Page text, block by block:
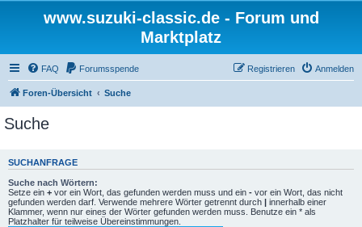
www.suzuki-classic.de - Forum und
Marktplatz
FAQ Forumsspende Anmelden
Registrieren
Foren-Übersicht Suche
Suche
SUCHANFRAGE
Suche nach Wörtern:
Setze ein + vor ein Wort, das gefunden werden muss und ein - vor ein Wort, das nicht
gefunden werden darf. Verwende mehrere Wörter getrennt durch | innerhalb einer
Klammer, wenn nur eines der Wörter gefunden werden muss. Benutze ein * als
Platzhalter für teilweise Übereinstimmungen.